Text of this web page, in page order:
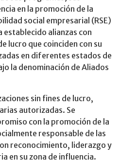
en la promoción de la
social empresarial (RSE)
establecido alianzas con
lucro que coinciden con su
en diferentes estados de
la denominación de Aliados
sin fines de lucro,
autorizadas. Se
con la promoción de la
responsable de las
reconocimiento, liderazgo y
en su zona de influencia.